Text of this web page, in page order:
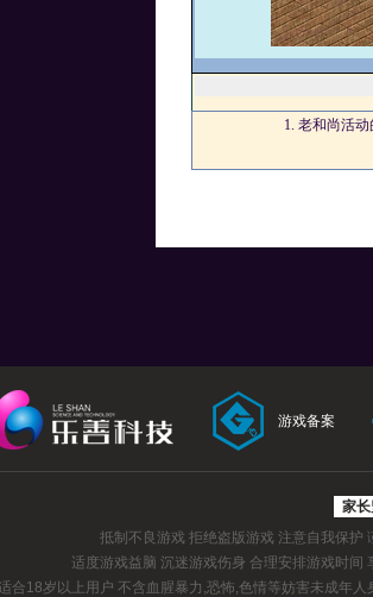
1. 老和尚活
游戏备案
家
抵制不良游戏 拒绝盗版游戏 注意自我保护
适度游戏益脑 沉迷游戏伤身 合理安排游戏时间
合18岁以上用户 不含血腥暴力,恐怖,色情等妨害未成年人